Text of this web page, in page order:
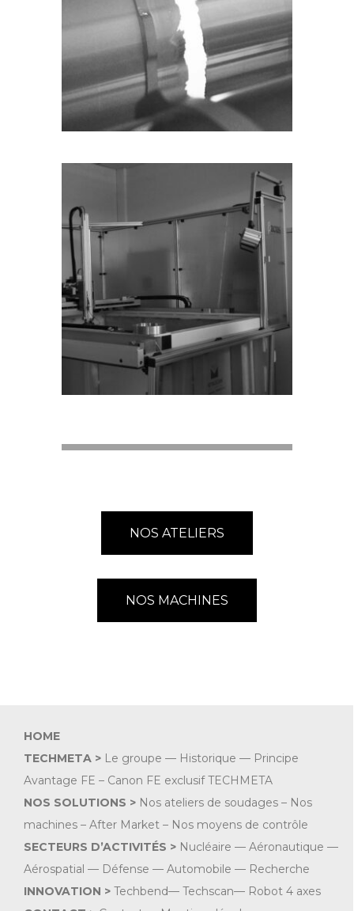
NOS ATELIERS
NOS MACHINES
HOME
TECHMETA > Le groupe — Historique — Principe
Avantage FE – Canon FE exclusif TECHMETA
NOS SOLUTIONS > Nos ateliers de soudages– Nos
machines– After Market– Nos moyens de contrôle
SECTEURS D’ACTIVITÉS > Nucléaire — Aéronautique —
Aérospatial — Défense — Automobile — Recherche
INNOVATION >Techbend— Techscan— Robot 4 axes